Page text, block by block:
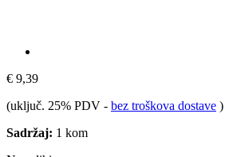
€ 9,39
(uključ. 25% PDV - bez troškova dostave )
Sadržaj: 1 kom